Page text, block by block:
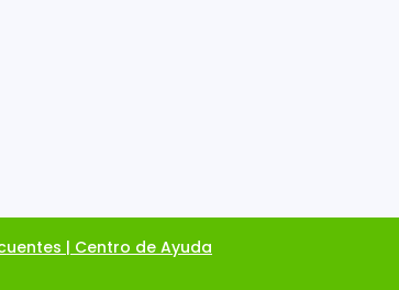
| Centro de Ayuda